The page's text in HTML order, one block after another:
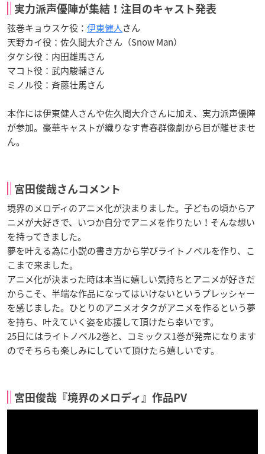
実力派声優陣が集結！注目のキャスト発表
弦巻キョウスケ役： 伊東健人さん
天野カイ役：佐久間大介さん（Snow Man）
タケシ役：内田雄馬さん
マコト役：武内駿輔さん
ミノル役：斉藤壮馬さん
本作には伊東健人さんや佐久間大介さんに加え、実力派声優陣
が参加。豪華キャストが織りなす青春群像劇から目が離せませ
ん。
宮田俊哉さんコメント
境界のメロディのアニメ化が決まりました。子どもの頃からア
ニメが大好きで、いつか自分でアニメを作りたい！そんな想い
を持ってきました。
夢を叶える為に小説の書き方から学びライトノベルを作り、こ
こまで来ました。
アニメ化が決まった時は本当に嬉しい気持ちとアニメが好きだ
からこそ、半端な作品になってはいけないというプレッシャー
を感じました。ひとりのアニメオタクがアニメを作るという夢
を持ち、叶えていく姿を応援して頂けたら幸いです。
25日にはライトノベル2巻と、コミックス1巻が発売になります
のでそちらも楽しみにしていて頂けたら嬉しいです。
宮田俊哉『境界のメロディ』作品PV